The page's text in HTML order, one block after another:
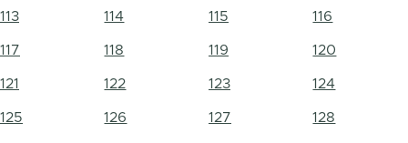
113 114 115 116
117 118 119 120
121 122 123 124
125 126 127 128